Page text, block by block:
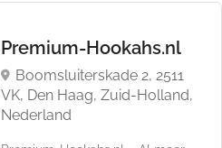
Premium-Hookahs.nl
Boomsluiterskade 2, 2511
VK, Den Haag, Zuid-Holland,
Nederland